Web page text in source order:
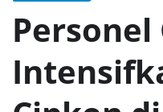
Personel